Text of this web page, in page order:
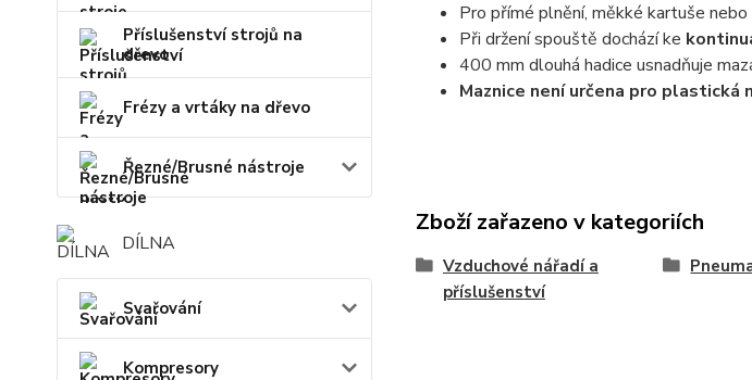
Příslušenství strojů na
dřevo
Frézy a vrtáky na dřevo
Řezné/Brusné nástroje
DÍLNA
Svařování
Kompresory
Pro přímé plnění, měkké kartuše
Při držení spouště dochází ke
400 mm dlouhá hadice usnadňuje
Maznice není určena pro plastická
Zboží zařazeno v kategoriích
Vzduchové nářadí a
příslušenství